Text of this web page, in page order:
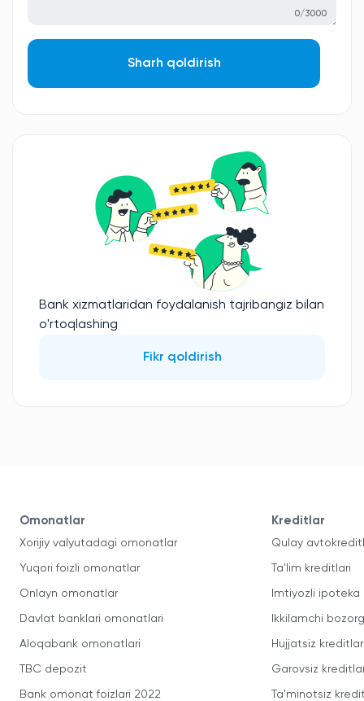
0/3000
Sharh qoldirish
Bank xizmatlaridan foydalanish tajribangiz bilan
o'rtoqlashing
Fikr qoldirish
Omonatlar
Xorijiy valyutadagi omonatlar
Yuqori foizli omonatlar
Onlayn omonatlar
Davlat banklari omonatlari
Aloqabank omonatlari
TBC depozit
Bank omonat foizlari 2022
Kreditlar
Qulay
Ta'lim kreditlari
Imtiyozli ipoteka
Ikkilamchi
Hujjatsiz kreditlar
Garovsiz
Ta'minotsiz